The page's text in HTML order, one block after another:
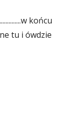
końcu
tu i ówdzie